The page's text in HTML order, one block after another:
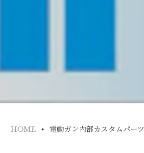
HOME 電動ガン内部カスタムパーツ